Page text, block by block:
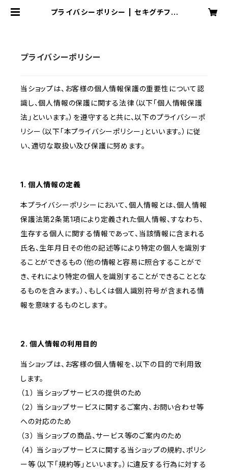
プライバシーポリシー | セキグチファ
プライバシーポリシー
当ショップは、お客様の個人情報保護の重要性について認
識し、個人情報の保護に関する法律（以下「個人情報保護
法」といいます。）を遵守すると共に、以下のプライバシーポ
リシー（以下「本プライバシーポリシー」といいます。）に従
い、適切な取扱い及び保護に努めます。
1. 個人情報の定義
本プライバシーポリシーにおいて、個人情報とは、個人情報
保護法第2条第1項により定義された個人情報、すなわち、
生存する個人に関する情報であって、当該情報に含まれる
氏名、生年月日その他の記述等により特定の個人を識別す
ることができるもの（他の情報と容易に照合することがで
き、それにより特定の個人を識別することができることとな
るものを含みます。）、もしくは個人識別符号が含まれる情
報を意味するものとします。
2. 個人情報の利用目的
当ショップは、お客様の個人情報を、以下の目的で利用致
します。
（１） 当ショップサービスの提供のため
（２） 当ショップサービスに関するご案内、お問い合わせ等
への対応のため
（３） 当ショップの商品、サービス等のご案内のため
（４） 当ショップサービスに関する当ショップの規約、ポリシ
ー等（以下「規約等」といいます。）に違反する行為に対する